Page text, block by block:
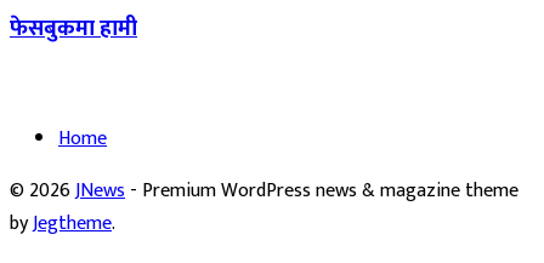
फेसबुकमा हामी
Home
© 2026JNews- Premium WordPress news & magazine theme
byJegtheme.